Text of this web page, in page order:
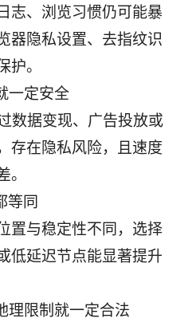
志、浏览习惯仍可能暴
器隐私设置、去指纹识
护。
一定安全
数据变现、广告投放或
存在隐私风险，且速度
等同
置与稳定性不同，选择
低延迟节点能显著提升
理限制就一定合法